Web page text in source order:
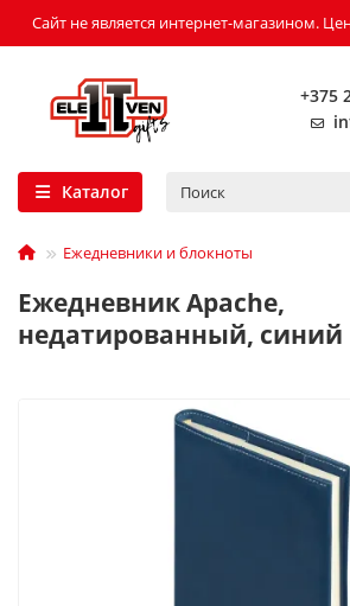
Сайт не является интернет-магазином.
+375
Каталог
Ежедневники и блокноты
Ежедневник Apache,
недатированный, синий